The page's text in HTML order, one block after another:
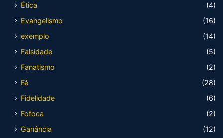
Ética
(4)
Evangelismo
(16)
exemplo
(14)
Falsidade
(5)
Fanatismo
(2)
Fé
(28)
Fidelidade
(6)
Fofoca
(2)
Ganância
(12)